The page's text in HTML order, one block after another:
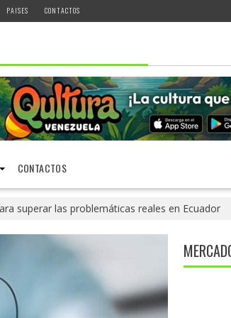
PAISES CONTACTOS
CONTACTOS
superar las problemáticas reales en Ecuador